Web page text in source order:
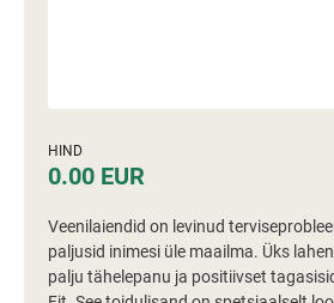
HIND
0.00 EUR
Veenilaiendid on levinud
paljusid inimesi üle maailma. Üks
palju tähelepanu ja positiivset